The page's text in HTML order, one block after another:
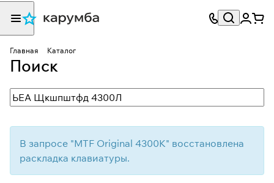
Главная Каталог
Поиск
В запросе "MTF Original 4300K" восстановлена
раскладка клавиатуры.